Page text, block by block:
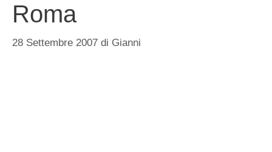
Roma
28 Settembre 2007 di Gianni